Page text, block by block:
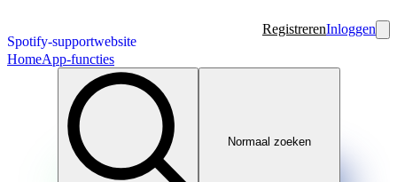
Spotify-supportwebsite
RegistrerenInloggen
HomeApp-functies
Normaal zoeken